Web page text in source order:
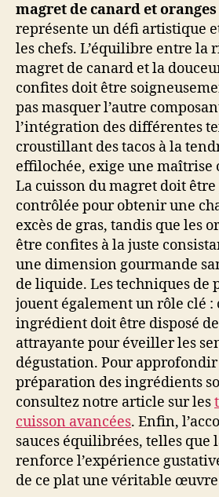
magret de canard et
représente un défi artistique
les chefs. L’équilibre entre la
magret de canard et la
confites doit être
pas masquer l’autre
l’intégration des différentes
croustillant des tacos à la
effilochée, exige une
La cuisson du magret doit
contrôlée pour obtenir une
excès de gras, tandis que les
être confites à la juste
une dimension gourmande
de liquide. Les techniques de
jouent également un rôle clé :
ingrédient doit être disposé
attrayante pour éveiller les
dégustation. Pour approfondir
préparation des ingrédients
consultez notre article sur les
cuisson avancées. Enfin,
sauces équilibrées, telles que
renforce l’expérience
de ce plat une véritable